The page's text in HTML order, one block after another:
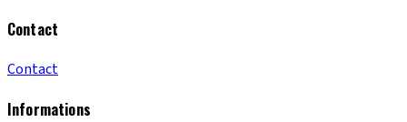
Contact
Contact
Informations